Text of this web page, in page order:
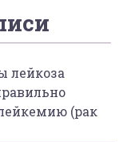
лейкоза
(рак